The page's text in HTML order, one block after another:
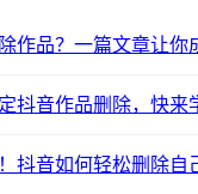
作品？一篇文章让你
抖音作品删除，快来
抖音如何轻松删除自